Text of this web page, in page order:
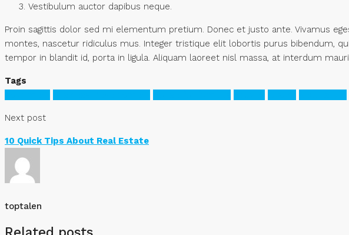
Vestibulum auctor dapibus neque.
Proin sagittis dolor sed mi elementum pretium. Donec et justo ante. Vivamus
montes, nascetur ridiculus mus. Integer tristique elit lobortis purus bibendum,
tempor in blandit id, porta in ligula. Aliquam laoreet nisl massa, at interdum
Tags
Next post
10 Quick Tips About Real Estate
toptalen